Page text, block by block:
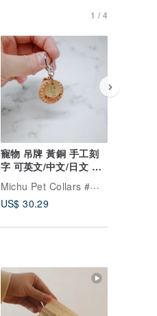
1 / 4
寵物 吊牌 黃銅 手工刻
字 可英文/中文/日文 姓
名吊牌
Michu Pet Collars #美珠手作
US$ 30.29